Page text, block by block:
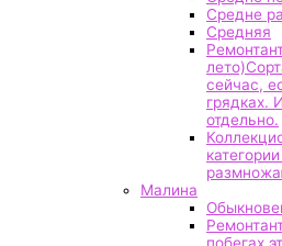
Средне
Средняя
лето)
сейчас,
грядках.
отдельно.
Малина